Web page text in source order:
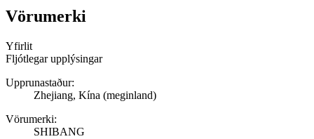
Vörumerki
Yfirlit
Fljótlegar upplýsingar
Upprunastaður:
Zhejiang, Kína (meginland)
Vörumerki:
SHIBANG